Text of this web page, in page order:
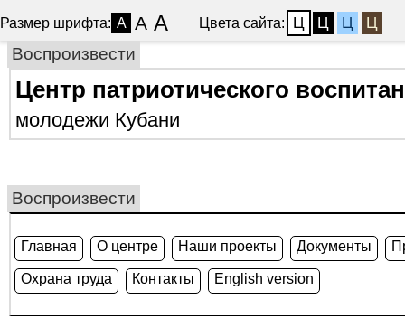
Размер шрифта: A A A Цвета сайта: Ц Ц Ц Ц
Воспроизвести
Центр патриотического
молодежи Кубани
Воспроизвести
Главная О центре Наши проекты Документы
Охрана труда Контакты English version